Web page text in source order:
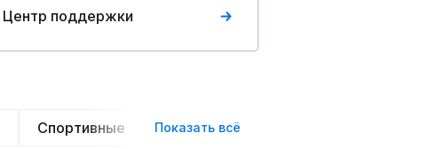
Центр поддержки
Спортивные Повседневные
Показать всё